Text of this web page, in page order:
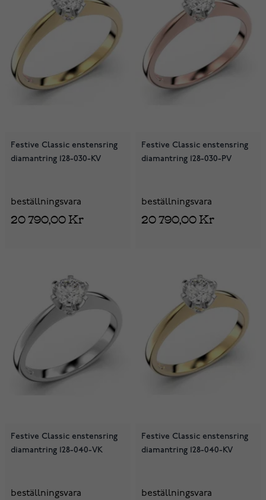
Festive Classic enstensring
diamantring 128-030-KV
beställningsvara
20 790,00 Kr
Festive Classic enstensring
diamantring 128-030-PV
beställningsvara
20 790,00 Kr
Festive Classic enstensring
diamantring 128-040-VK
beställningsvara
Festive Classic enstensring
diamantring 128-040-KV
beställningsvara